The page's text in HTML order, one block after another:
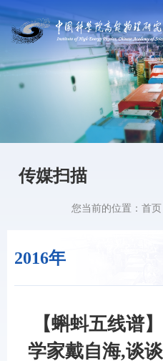
传媒扫描
2016年
您当前的位置： 首页
【蝌蚪五线谱
学家戴自海,谈